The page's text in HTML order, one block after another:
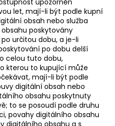
let, mají-li být podle kupní
obsah nebo služba
poskytovány
určitou dobu, a je-li
po dobu delší
celou tuto dobu,
kterou to kupující může
mají-li být podle
digitální obsah nebo
obsahu poskytnuty
to se posoudí podle druhu
povahy digitálního obsahu
digitálního obsahu a s